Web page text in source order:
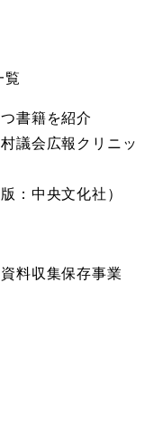
覧
書籍を紹介
議会広報クリニッ
：中央文化社）
料収集保存事業